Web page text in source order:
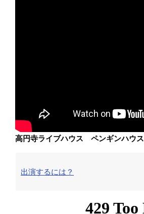
高円寺ライブハウス ペンギンハウス
出演するには？